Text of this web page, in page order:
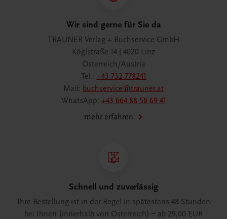
Wir sind gerne für Sie da
TRAUNER Verlag + Buchservice GmbH
Köglstraße 14 | 4020 Linz
Österreich/Austria
Tel.: +43 732 778241
Mail: buchservice@trauner.at
WhatsApp: +43 664 88 58 69 41
mehr erfahren
Schnell und zuverlässig
Ihre Bestellung ist in der Regel in spätestens 48 Stunden
bei Ihnen (innerhalb von Österreich) – ab 29,00 EUR